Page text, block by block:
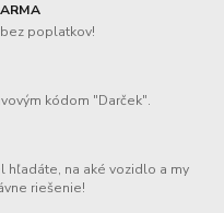
poplatkov!
kódom "Darček".
hľadáte, na aké vozidlo a my
riešenie!